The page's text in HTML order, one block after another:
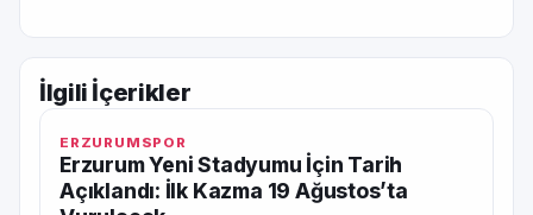
İlgili İçerikler
ERZURUMSPOR
Erzurum Yeni Stadyumu İçin Tarih
Açıklandı: İlk Kazma 19 Ağustos’ta